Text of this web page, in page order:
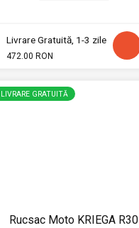
Livrare Gratuită, 1-3 zile
472.00 RON
LIVRARE GRATUITĂ
Rucsac Moto KRIEGA R30